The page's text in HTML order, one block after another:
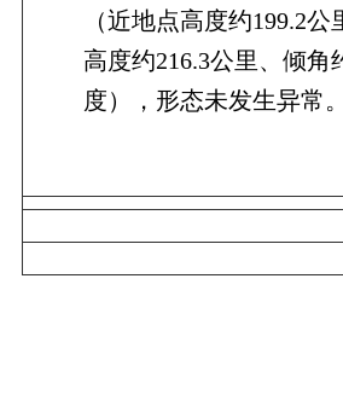
（近地点高度约199.2公
高度约216.3公里、倾角
度），形态未发生异常。